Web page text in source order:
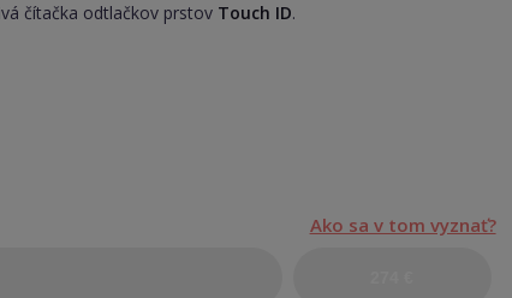
čítačka odtlačkov prstov Touch ID.
Ako sa v tom vyznať?